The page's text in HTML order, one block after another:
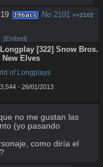
396acc No.2101 >>2102
[Embed]
[322] Snow Bros.
New Elves
of Longplays
- 26/01/2013
no me gustan las
(yo pasando
como diría el